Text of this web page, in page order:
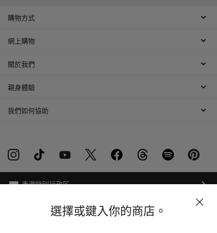
選擇或鍵入你的商店。
購物方式
網上購物
關於我們
親身體驗
我們如何協助
網路隱私權條例